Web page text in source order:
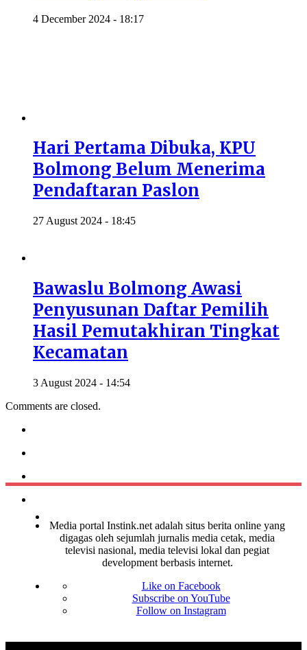
4 December 2024 - 18:17
Hari Pertama Dibuka, KPU
Bolmong Belum Menerima
Pendaftaran Paslon
27 August 2024 - 18:45
Bawaslu Bolmong Awasi
Penyusunan Daftar Pemilih
Hasil Pemutakhiran Tingkat
Kecamatan
3 August 2024 - 14:54
Comments are closed.
Media portal Instink.net adalah situs berita online yang
digagas oleh sejumlah jurnalis media cetak, media
televisi nasional, media televisi lokal dan pegiat
development berbasis internet.
Like on Facebook
Subscribe on YouTube
Follow on Instagram